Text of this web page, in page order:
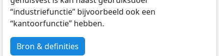
“industriefunctie” bijvoorbeeld ook een
“kantoorfunctie” hebben.
Bron & definities